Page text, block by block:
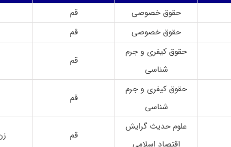
حقوق خصوصی قم
حقوق خصوصی قم
حقوق کیفری و جرم
شناسی
قم
حقوق کیفری و جرم
شناسی
قم
علوم حدیث گرایش
اقتصاد اسلامی
قم